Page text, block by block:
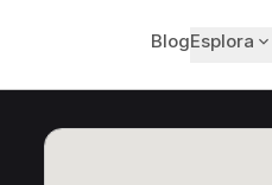
BlogEsplora